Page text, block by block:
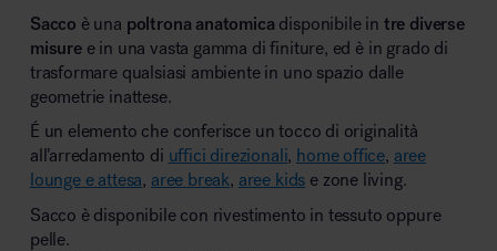
Sacco è una poltrona anatomica disponibile in tre diverse
misuree in una vasta gamma di finiture, ed è in grado di
trasformare qualsiasi ambiente in uno spazio dalle
geometrie inattese.
É un elemento che conferisce un tocco di originalità
all’arredamento di uffici direzionali, home office, aree
lounge e attesa, aree break, aree kids e zone living.
Sacco è disponibile con rivestimento in tessuto oppure
pelle.